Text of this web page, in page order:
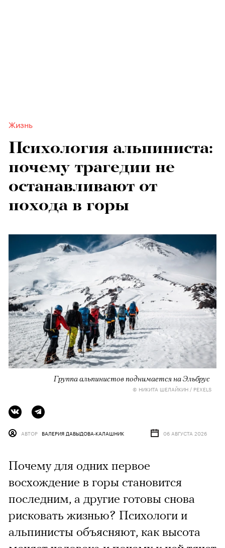
Жизнь
Психология альпиниста:
почему трагедии не
останавливают от
похода в горы
Группа альпинистов поднимается на Эльбрус
© НИКИТА ШЕЛАЙКИН / PEXELS
АВТОР ВАЛЕРИЯ ДАВЫДОВА-КАЛАШНИК 06 АВГУСТА 2026
Почему для одних первое
восхождение в горы становится
последним, а другие готовы снова
рисковать жизнью? Психологи и
альпинисты объясняют, как высота